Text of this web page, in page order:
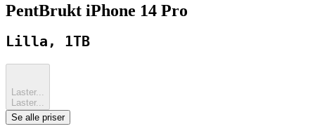
PentBrukt iPhone 14 Pro
Lilla, 1TB
Laster...
Laster...
Se alle priser